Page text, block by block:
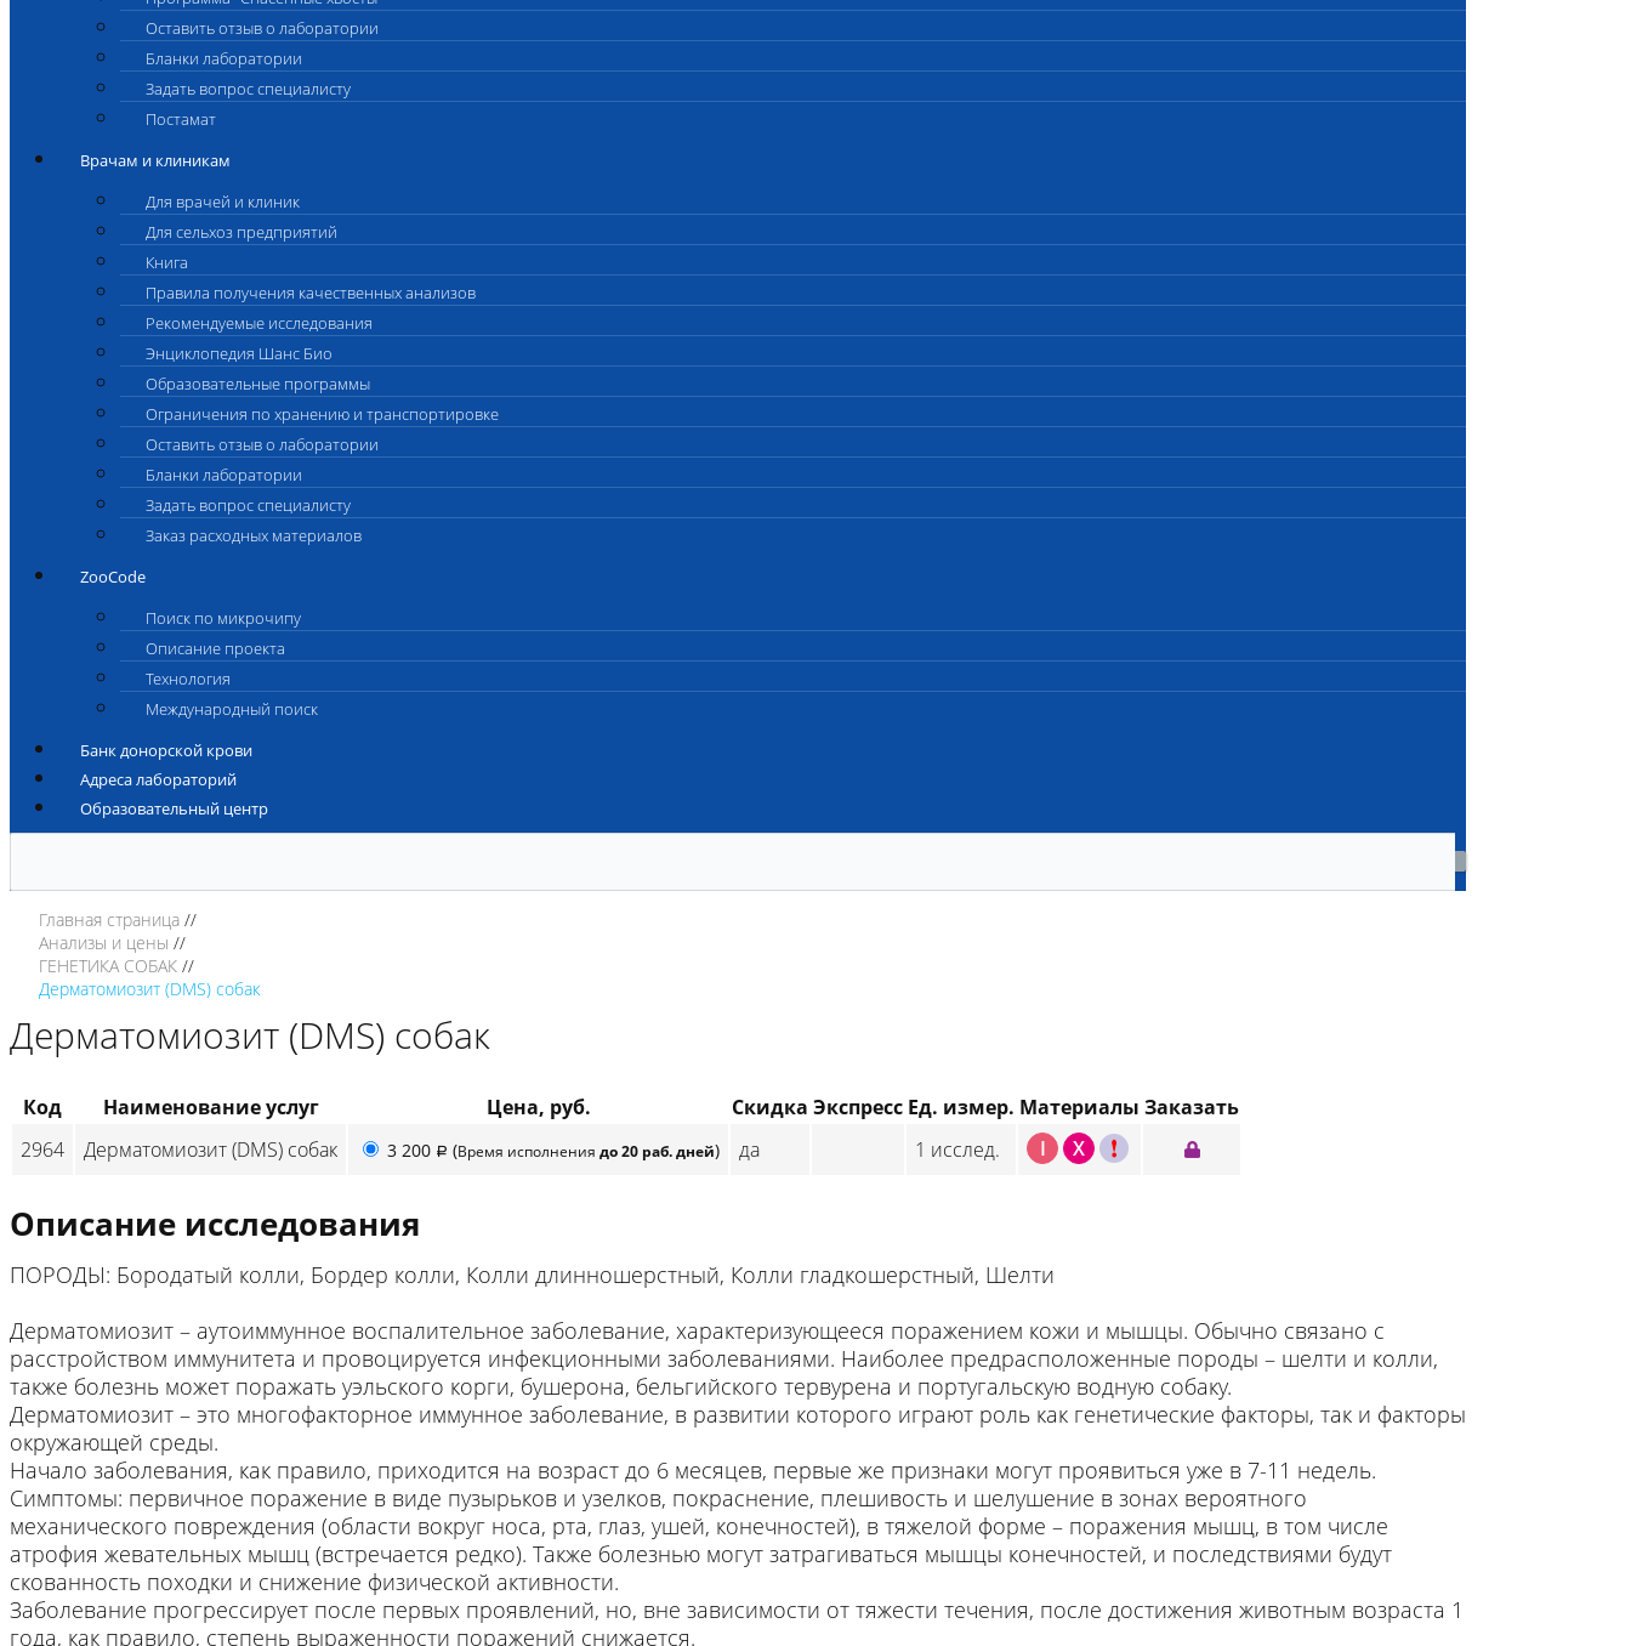
Оставить отзыв о лаборатории
Бланки лаборатории
Задать вопрос специалисту
Постамат
Врачам и клиникам
Для врачей и клиник
Для сельхоз предприятий
Книга
Правила получения качественных анализов
Рекомендуемые исследования
Энциклопедия Шанс Био
Образовательные программы
Ограничения по хранению и транспортировке
Оставить отзыв о лаборатории
Бланки лаборатории
Задать вопрос специалисту
Заказ расходных материалов
ZooCode
Поиск по микрочипу
Описание проекта
Технология
Международный поиск
Банк донорской крови
Адреса лабораторий
Образовательный центр
Главная страница
Анализы и цены
ГЕНЕТИКА СОБАК
Дерматомиозит (DMS) собак
Дерматомиозит (DMS) собак
Код Наименование услуг Цена, руб. Скидка Экспресс Ед. измер. Материалы Заказать
2964
Дерматомиозит (DMS) собак 3 200 p (Время исполнения до 20 раб. дней) да 1 исслед. I X C
Описание исследования
ПОРОДЫ: Бородатый колли, Бордер колли, Колли длинношерстный, Колли гладкошерстный, Шелти
Дерматомиозит – аутоиммунное воспалительное заболевание, характеризующееся поражением кожи и мышцы. Обычно связано с
расстройством иммунитета и провоцируется инфекционными заболеваниями. Наиболее предрасположенные породы – шелти и колли,
также болезнь может поражать уэльского корги, бушерона, бельгийского тервурена и португальскую водную собаку.
Дерматомиозит – это многофакторное иммунное заболевание, в развитии которого играют роль как генетические факторы, так и факторы
окружающей среды.
Начало заболевания, как правило, приходится на возраст до 6 месяцев, первые же признаки могут проявиться уже в 7-11 недель.
Симптомы: первичное поражение в виде пузырьков и узелков, покраснение, плешивость и шелушение в зонах вероятного
механического повреждения (области вокруг носа, рта, глаз, ушей, конечностей), в тяжелой форме – поражения мышц, в том числе
атрофия жевательных мышц (встречается редко). Также болезнью могут затрагиваться мышцы конечностей, и последствиями будут
скованность походки и снижение физической активности.
Заболевание прогрессирует после первых проявлений, но, вне зависимости от тяжести течения, после достижения животным возраста 1
года, как правило, степень выраженности поражений снижается.